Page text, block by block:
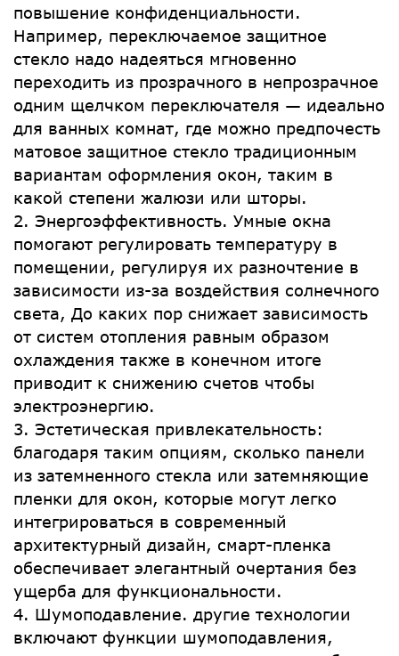
повышение конфиденциальности.
Например, переключаемое защитное
стекло надо надеяться мгновенно
переходить из прозрачного в непрозрачное
одним щелчком переключателя — идеально
для ванных комнат, где можно предпочесть
матовое защитное стекло традиционным
вариантам оформления окон, таким в
какой степени жалюзи или шторы.
2. Энергоэффективность. Умные окна
помогают регулировать температуру в
помещении, регулируя их разночтение в
зависимости из-за воздействия солнечного
света, До каких пор снижает зависимость
от систем отопления равным образом
охлаждения также в конечном итоге
приводит к снижению счетов чтобы
электроэнергию.
3. Эстетическая привлекательность:
благодаря таким опциям, сколько панели
из затемненного стекла или затемняющие
пленки для окон, которые могут легко
интегрироваться в современный
архитектурный дизайн, смарт-пленка
обеспечивает элегантный очертания без
ущерба для функциональности.
4. Шумоподавление. другие технологии
включают функции шумоподавления,